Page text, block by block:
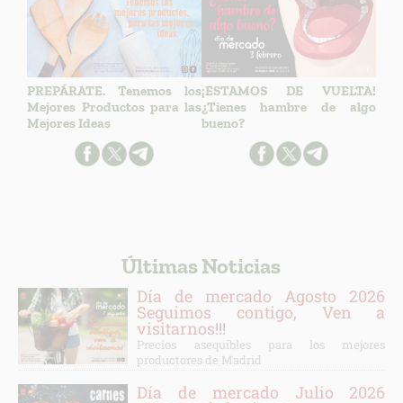
PREPÁRATE. Tenemos los
Mejores Productos para las
Mejores Ideas
¡ESTAMOS DE VUELTA!
¿Tienes hambre de algo
bueno?
Últimas Noticias
Día de mercado Agosto 2026
Seguimos contigo, Ven a
visitarnos!!!
Precios asequibles para los mejores
productores de Madrid
Día de mercado Julio 2026